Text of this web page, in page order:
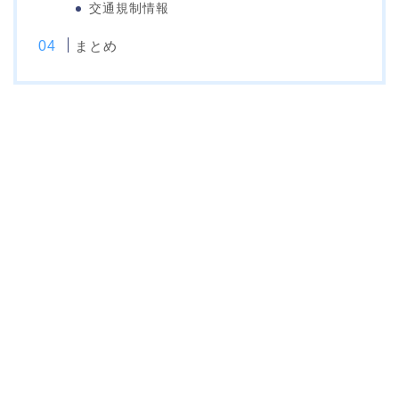
交通規制情報
まとめ